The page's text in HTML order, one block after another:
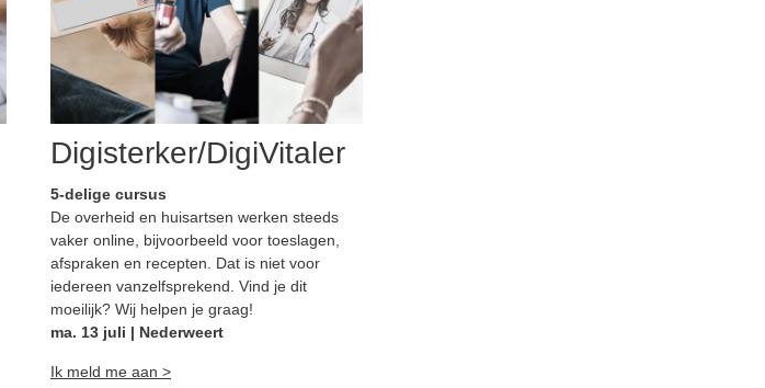
Digisterker/DigiVitaler
5-delige cursus
De overheid en huisartsen werken steeds
vaker online, bijvoorbeeld voor toeslagen,
afspraken en recepten. Dat is niet voor
iedereen vanzelfsprekend. Vind je dit
moeilijk? Wij helpen je graag!
ma. 13 juli | Nederweert
Ik meld me aan >